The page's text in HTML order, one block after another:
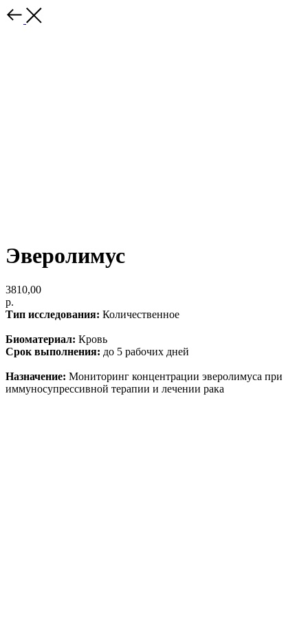
Эверолимус
3810,00
р.
Тип исследования: Количественное
Биоматериал: Кровь
Срок выполнения: до 5 рабочих дней
Назначение: Мониторинг концентрации эверолимуса при
иммуносупрессивной терапии и лечении рака